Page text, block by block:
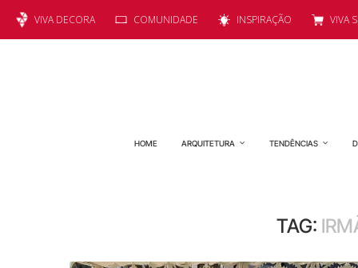
VIVA DECORA COMUNIDADE INSPIRAÇÃO VIVA
HOME ARQUITETURA TENDÊNCIAS
TAG: